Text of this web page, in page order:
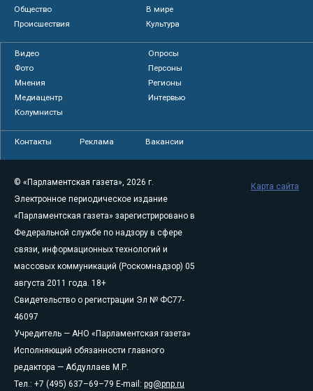
Общество
В мире
Происшествия
Культура
Видео
Опросы
Фото
Персоны
Мнения
Регионы
Медиацентр
Интервью
Колумнисты
Контакты Реклама Вакансии
© «Парламентская газета», 2026 г.
Электронное периодическое издание
«Парламентская газета» зарегистрировано в
Федеральной службе по надзору в сфере
связи, информационных технологий и
массовых коммуникаций (Роскомнадзор) 05
августа 2011 года. 18+
Свидетельство о регистрации Эл № ФС77-
46097
Учредитель — АНО «Парламентская газета»
Исполняющий обязанности главного
редактора — Абдуллаев М.Р.
Тел.: +7 (495) 637–69–79 E-mail: pg@pnp.ru
Карта сайта